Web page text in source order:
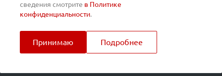
сведения смотрите в Политике
конфиденциальности.
Принимаю Подробнее